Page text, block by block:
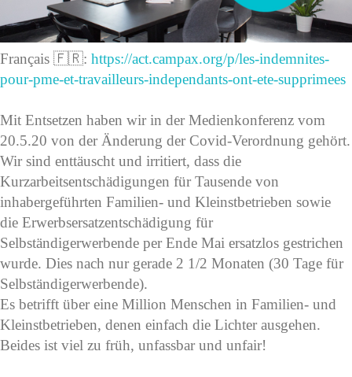
Français 🇫🇷: https://act.campax.org/p/les-indemnites-
pour-pme-et-travailleurs-independants-ont-ete-supprimees
Mit Entsetzen haben wir in der Medienkonferenz vom
20.5.20 von der Änderung der Covid-Verordnung gehört.
Wir sind enttäuscht und irritiert, dass die
Kurzarbeitsentschädigungen für Tausende von
inhabergeführten Familien- und Kleinstbetrieben sowie
die Erwerbsersatzentschädigung für
Selbständigerwerbende per Ende Mai ersatzlos gestrichen
wurde. Dies nach nur gerade 2 1/2 Monaten (30 Tage für
Selbständigerwerbende).
Es betrifft über eine Million Menschen in Familien- und
Kleinstbetrieben, denen einfach die Lichter ausgehen.
Beides ist viel zu früh, unfassbar und unfair!